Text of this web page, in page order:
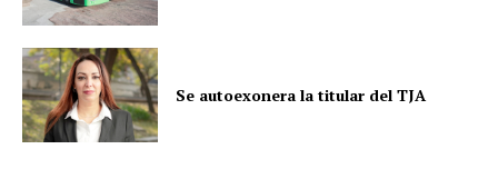
Se autoexonera la titular del TJA